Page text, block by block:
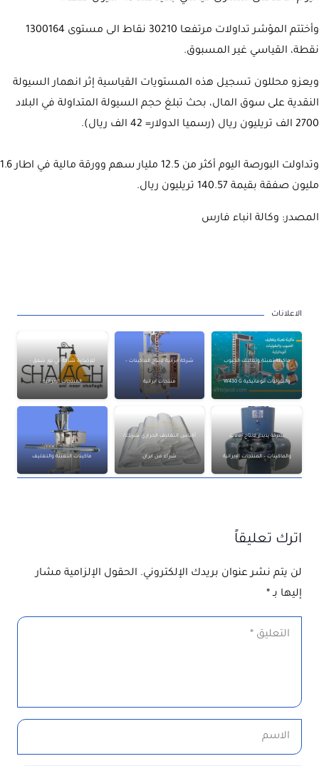
وأختتم المؤشر تداولات مرتفعا 30210 نقاط الى مستوى 1300164
نقطة، القياسي غير المسبوق.
ويعزو محللون تسجيل هذه المستويات القياسية إثر انهمار السيولة
النقدية على سوق المال، بحث تبلغ حجم السيولة المتداولة في البلاد
2700 الف تريليون ريال (رسميا الدولار= 42 الف ريال).
وتداولت البورصة اليوم أكثر من 12.5 مليار سهم وورقة مالية في اطار 1.6
مليون صفقة بقيمة 140.57 تريليون ريال.
المصدر: وكالة انباء فارس
الاعلانات
ماكينة تعبئة وتغليف الحبوب
والبقوليات أتوماتيكية W430 G
شركة ايرانية لإنتاج الماكينات –
منتجات ايرانية
للإضاءة شركة آني نور شفق –
المنتجات الإيرانية
شركة پديدار لانتاج الآلات
والماكينات – المنتجات الإيرانية
أكياس التغليف الحراري شرنك/
شراء من ايران ماكينات التعبئة والتغليف
اترك تعليقاً
لن يتم نشر عنوان بريدك الإلكتروني. الحقول الإلزامية مشار
إليها بـ*